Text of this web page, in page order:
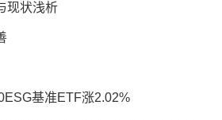
现状浅析
基准ETF涨2.02%